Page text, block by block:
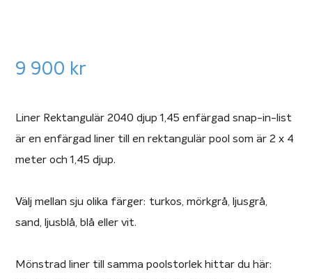
9 900 kr
Liner Rektangulär 2040 djup 1,45 enfärgad snap-in-list
är en enfärgad liner till en rektangulär pool som är 2 x 4
meter och 1,45 djup.
Välj mellan sju olika färger: turkos, mörkgrå, ljusgrå,
sand, ljusblå, blå eller vit.
Mönstrad liner till samma poolstorlek hittar du här: